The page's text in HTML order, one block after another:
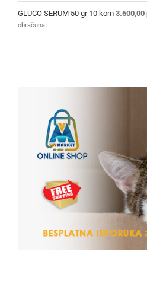
GLUCO SERUM 50 gr 10 kom 3.600,00
obračunat